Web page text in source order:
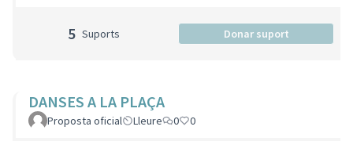
5 Suports Donar suport
DANSES A LA PLAÇA
Proposta oficial Lleure 0 0